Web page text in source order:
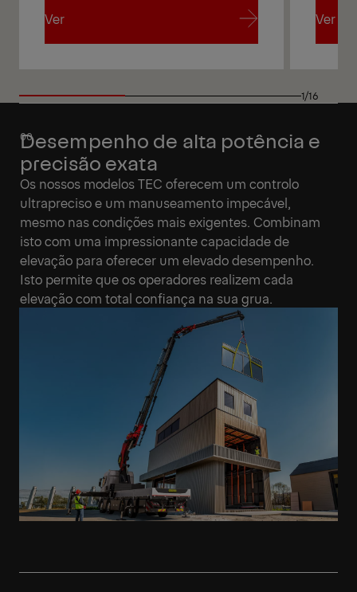
Ver Ver
1/16
Desempenho de alta potência e
precisão exata
Os nossos modelos TEC oferecem um controlo
ultrapreciso e um manuseamento impecável,
mesmo nas condições mais exigentes. Combinam
isto com uma impressionante capacidade de
elevação para oferecer um elevado desempenho.
Isto permite que os operadores realizem cada
elevação com total confiança na sua grua.